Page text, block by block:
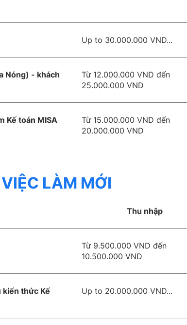
Up to 30.000.000 VND...
Nóng) - khách
Từ 12.000.000 VND đến
25.000.000 VND
Kế toán MISA
Từ 15.000.000 VND đến
20.000.000 VND
VIỆC LÀM MỚI
Thu nhập
Từ 9.500.000 VND đến
10.500.000 VND
kiến thức Kế
Up to 20.000.000 VND...